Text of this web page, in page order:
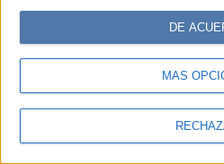
cambiar sus preferencias antes de
Tenga en cuenta que algún
personales puede no requerir de
tiene el derecho de rechazar tal
sus preferencias o retirar su
MÁS
DE